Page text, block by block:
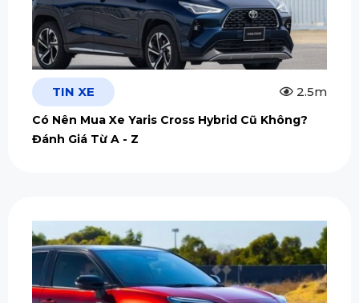
TIN XE 2.5m
Có Nên Mua Xe Yaris Cross Hybrid Cũ Không?
Đánh Giá Từ A - Z